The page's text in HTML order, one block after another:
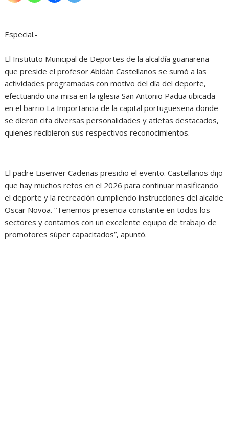
Especial.-
El Instituto Municipal de Deportes de la alcaldía guanareña
que preside el profesor Abidàn Castellanos se sumó a las
actividades programadas con motivo del día del deporte,
efectuando una misa en la iglesia San Antonio Padua ubicada
en el barrio La Importancia de la capital portugueseña donde
se dieron cita diversas personalidades y atletas destacados,
quienes recibieron sus respectivos reconocimientos.
El padre Lisenver Cadenas presidio el evento. Castellanos dijo
que hay muchos retos en el 2026 para continuar masificando
el deporte y la recreación cumpliendo instrucciones del alcalde
Oscar Novoa. “Tenemos presencia constante en todos los
sectores y contamos con un excelente equipo de trabajo de
promotores súper capacitados”, apuntó.